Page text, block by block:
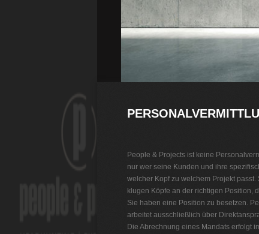
People & Projects ist keine
nur wer seine Kunden und ihre
welcher Kopf zu welchem Projekt
klugen Köpfe an der richtigen Position,
Sie haben eine Position zu besetzen.
arbeitet ausschließlich über
Die Abrechnung eines Mandats erfolgt